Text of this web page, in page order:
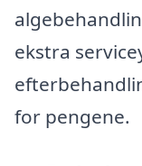
ekstra
for pengene.